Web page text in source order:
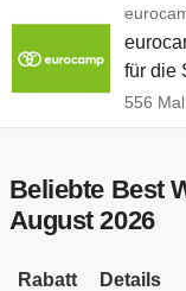
für die
556
Beliebte Best
August 2026
Rabatt Details